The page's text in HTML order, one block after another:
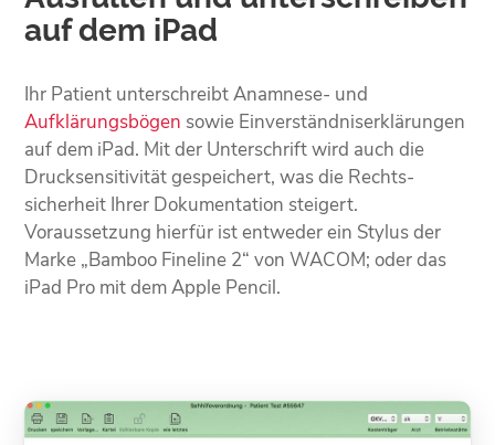
auf dem iPad
Ihr Patient unterschreibt Anamnese- und
Aufklärungsbögen sowie Einverständnis­erklärungen
auf dem iPad. Mit der Unterschrift wird auch die
Druck­sensitivität gespeichert, was die Rechts­
sicherheit Ihrer Dokumentation steigert.
Voraussetzung hierfür ist entweder ein Stylus der
Marke „Bamboo Fineline 2“ von WACOM; oder das
iPad Pro mit dem Apple Pencil.